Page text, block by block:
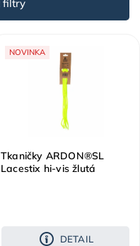
NOVINKA
Tkaničky ARDON®SL
Lacestix hi-vis žlutá
DETAIL